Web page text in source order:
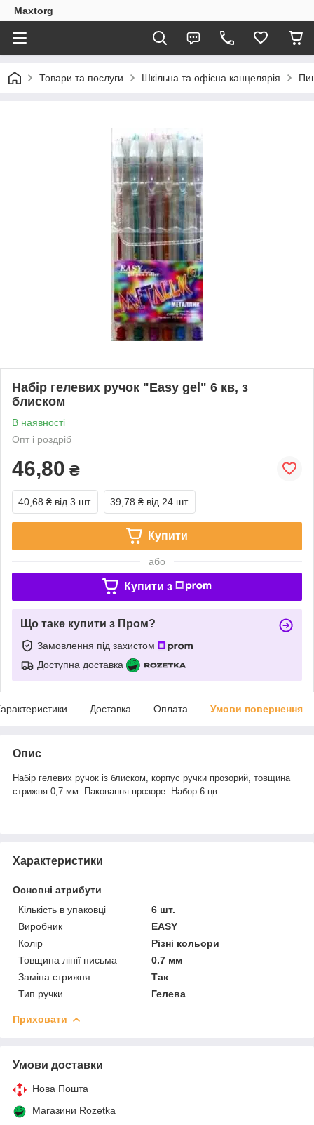
Maxtorg
Товари та послуги Шкільна та офісна канцелярія
Набір гелевих ручок "Easy gel" 6 кв, з
блиском
В наявності
Опт і роздріб
46,80 ₴
40,68 ₴ від 3 шт. 39,78 ₴ від 24 шт.
Купити
або
Купити з
Що таке купити з Пром?
Замовлення під захистом
Доступна доставка
Доставка Оплата Умови повернення
Опис
Набір гелевих ручок із блиском, корпус ручки прозорий, товщина
стрижня 0,7 мм. Паковання прозоре. Набор 6 цв.
Характеристики
Основні атрибути
Кількість в упаковці
6 шт.
Виробник
EASY
Колір
Різні кольори
Товщина лінії письма
0.7 мм
Заміна стрижня
Так
Тип ручки
Гелева
Приховати
Умови доставки
Нова Пошта
Магазини Rozetka